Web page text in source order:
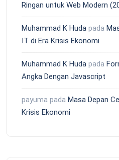
Ringan untuk Web Modern
Muhammad K Huda pada
IT di Era Krisis Ekonomi
Muhammad K Huda pada
Angka Dengan Javascript
payuma pada Masa Depan
Krisis Ekonomi